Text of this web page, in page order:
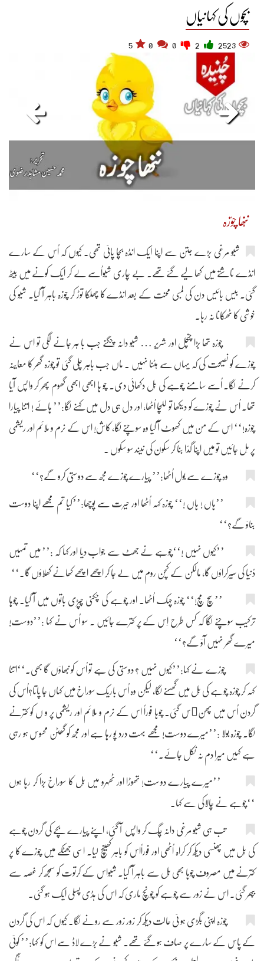
بچوں کی کہانیاں
2523
5
ننّھا چوٗزہ
شبّو مرغی بڑے جتن سے اپنا ایک انڈہ بچا پائی تھی۔ کیوں کہ اُس کے سارے
انڈے ناشتے میں کھا لیے گئے تھے۔ بے چاری شبّواُسے لے کر ایک کونے میں بیٹھ
گئی۔ بیس بائیس دن کی لمبی محنت کے بعد انڈے کا چھلکا توڑ کر چوزہ باہر آ گیا۔ شبّو کی
خوشی کا ٹھکانا نہ رہا۔
چوزہ تھا بڑا چنچل اور شریر … شبّو دانہ چگنے جب با ہر جانے لگی تو اس نے
چوزے کو نصیحت کی کہ یہاں سے ہٹنا نہیں ۔ ماں جب باہر چلی گئی تو چوزہ گھر کا معاینہ
کرنے لگا۔ اُسے سامنے چوہے کی بِل دکھائی دی۔ چو ہا ابھی ابھی گھوم پھِر کر واپس آیا
تھا۔ اُس نے چوزے کو دیکھا تو للچا اُٹھا، اور دل ہی دل میں کہنے لگا:’’ ہائے ! اتنا پیارا
چوزہ!‘‘ اس کے من میں کھوٹ آ گیا وہ سوچنے لگا، کاش! اس کے نرم و ملائم اور ریشمی
پر مِل جائیں تو میں اپنا گدّا بنا کر سکون کی نیند سو سکوں ۔
وہ چوزے سے بول اُٹھا:’’ پیارے چوزے مجھ سے دوستی کرو گے؟‘‘
’’ہاں ! ہاں !‘‘ چوزہ کہہ اُٹھا اور حیرت سے پوچھا:’’کیا تم مجھے اپنا دوست
بناؤ گے؟‘‘
’’کیوں نہیں !‘‘چوہے نے جھٹ سے جواب دیا اور کہا کہ :’’ میں تمہیں
دُنیا کی سیرکراؤں گا، مالکن کے کچن روم میں لے جا کر اچھے اچھے کھانے کھلاؤں گا۔‘‘
’’سچ مچ!‘‘ چوزہ چہک اُٹھا۔ اور چوہے کی چکنی چپڑی باتوں میں آ گیا۔ چوہا
ترکیب سوچنے لگا کہ کس طرح اِس کے پر کترے جائیں ۔ سو اُس نے کہا :’’دوست!
میرے گھر نہیں آؤ گے؟‘‘
چوزے نے کہا:’’کیوں نہیں ؟ دوستی کی ہے تو اُس کو نبھاؤں گا بھی۔‘‘اتنا
کہہ کر چوزہ چوہے کی بِل میں گھسنے لگا، لیکن وہ اُس باریک سوراخ میں کہاں جا پاتا؟اُس کی
گردن اُس میں پھن￿س گئی۔ چوہا فوراً اس کے نرم و ملائم اور ریشمی پر و ں کو کترنے
لگا۔ چوزہ بولا :’’میرے دوست! مجھے بہت درد پو رہا ہے اور مجھ کو گھٹن محسوس ہو رہی
ہے کہیں میرا دم نہ نکل جائے۔‘‘
’’میرے پیارے دوست! تھوڑا اور ٹھہرو میں بِل کا سوراخ بڑا کر رہا ہوں
‘‘چوہے نے چالاکی سے کہا۔
تب ہی شبّو مرغی دانہ چُگ کر واپس آ گئی، اپنے پیارے بچے کی گردن چوہے
کی بِل میں پھنسی دیکھ کر کراہ اُٹھی اور فوراًاس کو باہر کھینچ لیا۔ اسی جھٹکے میں چوزے کا پر
کترنے میں مصروف چوہا بھی بِل سے باہر آ گیا۔ شبّواس کے کرتوت کو سمجھ کر غصہ سے
بپھر گئی۔ اس نے زور سے چوہے کو چونچ ماری کہ اس کی ہڈی پسلی ایک ہو گئی۔
چوزہ اپنی بگڑی ہو ئی حالت دیکھ کر زور زور سے رونے لگا۔ کیوں کہ اس کی گردن
کے پاس کے سارے پر صاف ہو گئے تھے۔ شبّو نے بڑے لاڈ سے اس کو کہا:’’ کوئی